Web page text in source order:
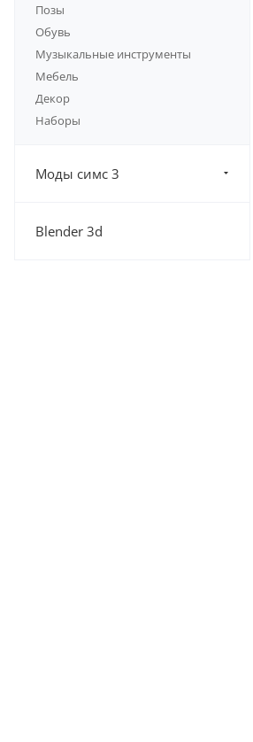
Позы
Обувь
Музыкальные инструменты
Мебель
Декор
Наборы
Моды симс 3
Blender 3d